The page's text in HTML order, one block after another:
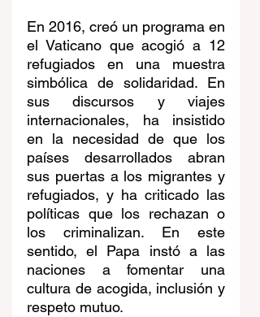
En 2016, creó un programa en
el Vaticano que acogió a 12
refugiados en una muestra
simbólica de solidaridad. En
sus discursos y viajes
internacionales, ha insistido
en la necesidad de que los
países desarrollados abran
sus puertas a los migrantes y
refugiados, y ha criticado las
políticas que los rechazan o
los criminalizan. En este
sentido, el Papa instó a las
naciones a fomentar una
cultura de acogida, inclusión y
respeto mutuo.